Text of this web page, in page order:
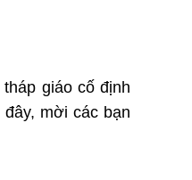
giáo cố định
mời các bạn